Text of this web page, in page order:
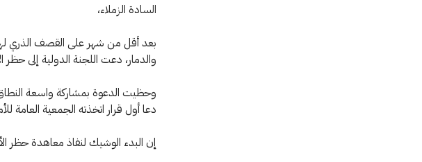
السادة الزملاء،
بعد أقل من شهر على القصف الذري
والدمار، دعت اللجنة الدولية إلى حظر
وحظيت الدعوة بمشاركة واسعة النطاق.
دعا أول قرار اتخذته الجمعية العامة
إن البدء الوشيك لنفاذ معاهدة حظر